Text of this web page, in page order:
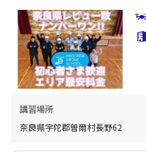
講習場所
奈良県宇陀郡曽爾村長野62